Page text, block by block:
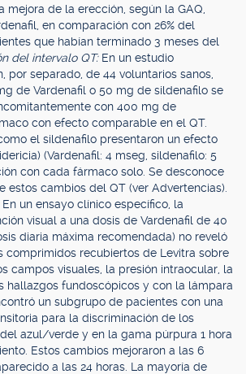
mejora de la erección, según la GAQ,
en comparación con 26% del
que habían terminado 3 meses del
del intervalo QT: En un estudio
por separado, de 44 voluntarios sanos,
de Vardenafil o 50 mg de sildenafilo se
con 400 mg de
con efecto comparable en el QT.
el sildenafilo presentaron un efecto
(Vardenafil: 4 mseg, sildenafilo: 5
con cada fármaco solo. Se desconoce
estos cambios del QT (ver Advertencias).
En un ensayo clínico específico, la
visual a una dosis de Vardenafil de 40
diaria máxima recomendada) no reveló
comprimidos recubiertos de Levitra sobre
campos visuales, la presión intraocular, la
hallazgos fundoscópicos y con la lámpara
un subgrupo de pacientes con una
para la discriminación de los
azul/verde y en la gama púrpura 1 hora
Estos cambios mejoraron a las 6
a las 24 horas. La mayoría de